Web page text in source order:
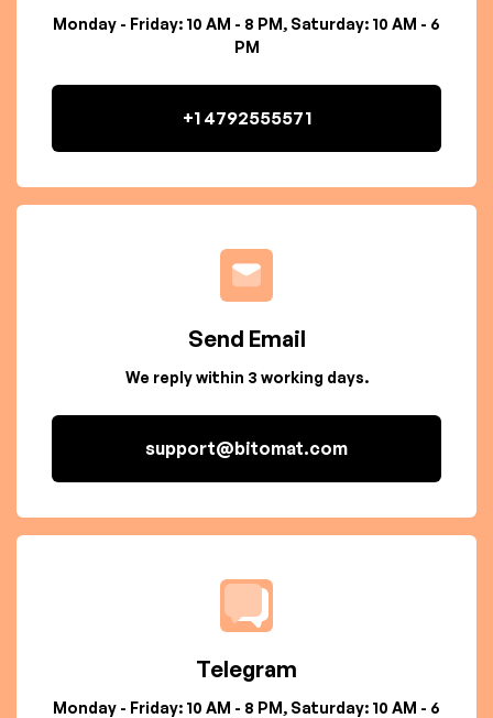
Monday - Friday: 10 AM - 8 PM, Saturday: 10 AM - 6
PM
+1 4792555571
Send Email
We reply within 3 working days.
support@bitomat.com
Telegram
Monday - Friday: 10 AM - 8 PM, Saturday: 10 AM - 6